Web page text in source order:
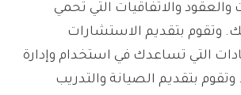
والاتفاقيات التي تحمي
وتقوم بتقديم الاستشارات
التي تساعدك في استخدام وإدارة
بتقديم الصيانة والتدريب